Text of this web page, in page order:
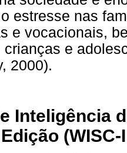
estresse nas
e vocacionais,
crianças e
2000).
Inteligência
(WISC-